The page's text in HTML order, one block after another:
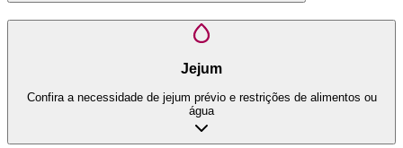
Jejum
Confira a necessidade de jejum prévio e restrições de alimentos ou
água